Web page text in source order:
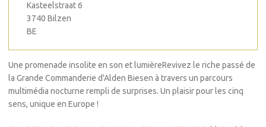
Kasteelstraat 6
3740 Bilzen
BE
Une promenade insolite en son et lumièreRevivez le riche passé de
la Grande Commanderie d'Alden Biesen à travers un parcours
multimédia nocturne rempli de surprises. Un plaisir pour les cinq
sens, unique en Europe !